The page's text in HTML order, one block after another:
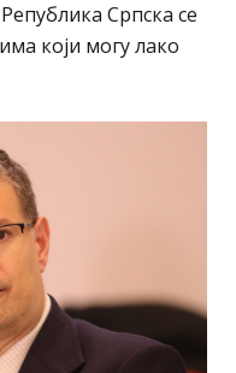
Српска се
који могу лако